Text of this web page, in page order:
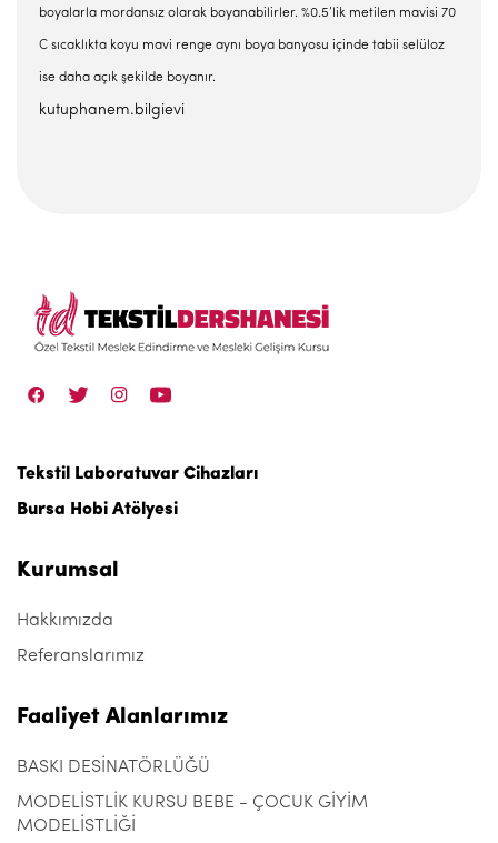
boyalarla mordansız olarak boyanabilirler. %0.5’lik metilen mavisi 70
C sıcaklıkta koyu mavi renge aynı boya banyosu içinde tabii selüloz
ise daha açık şekilde boyanır.
kutuphanem.bilgievi
Tekstil Laboratuvar Cihazları
Bursa Hobi Atölyesi
Kurumsal
Hakkımızda
Referanslarımız
Faaliyet Alanlarımız
BASKI DESİNATÖRLÜĞÜ
MODELİSTLİK KURSU BEBE - ÇOCUK GİYİM
MODELİSTLİĞİ